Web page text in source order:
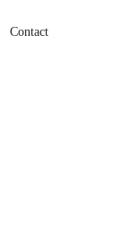
Contact